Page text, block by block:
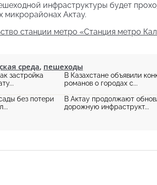
инфраструктуры будет
микрорайонах Актау.
станции метро «Станция метро
среда, пешеходы
застройка
В Казахстане объявили
романов о городах с...
без потери
В Актау продолжают
дорожную инфраструкт...